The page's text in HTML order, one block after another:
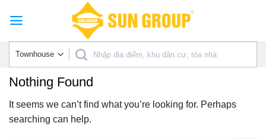
Nothing Found
It seems we can’t find what you’re looking for. Perhaps
searching can help.